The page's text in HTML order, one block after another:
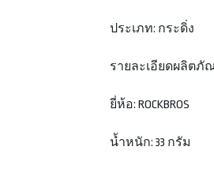
ประเภท: กระดิ่ง
รายละเอียดผลิตภั
ยี่ห้อ: ROCKBROS
น้ำหนัก: 33 กรัม